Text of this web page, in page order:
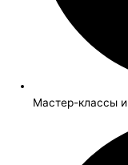
Мастер-классы